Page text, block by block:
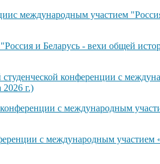
международным участием
и Беларусь - вехи общей
конференции с
г.)
с международным
с международным